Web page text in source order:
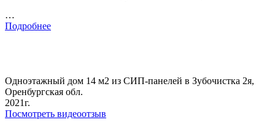
…
Подробнее
Одноэтажный дом 14 м2 из СИП-панелей в Зубочистка 2я,
Оренбургская обл.
2021г.
Посмотреть видеоотзыв